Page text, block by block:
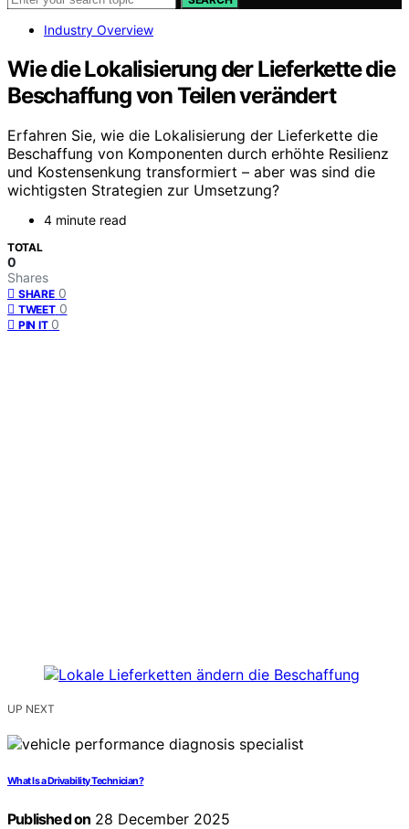
Industry Overview
Wie die Lokalisierung der Lieferkette die
Beschaffung von Teilen verändert
Erfahren Sie, wie die Lokalisierung der Lieferkette die
Beschaffung von Komponenten durch erhöhte Resilienz
und Kostensenkung transformiert – aber was sind die
wichtigsten Strategien zur Umsetzung?
4 minute read
TOTAL
0
Shares
SHARE 0
TWEET 0
PIN IT 0
UP NEXT
What Is a Drivability Technician?
Published on 28 December 2025